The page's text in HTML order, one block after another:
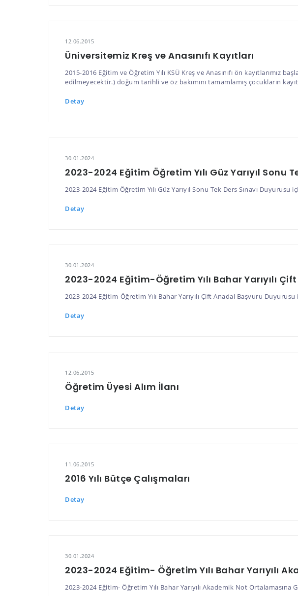
12.06.2015
Üniversitemiz Kreş ve Anasınıfı Kayıtları
2015-2016 Eğitim ve Öğretim Yılı KSÜ Kreş ve Anasınıfı ön kayıtlarımız
edilmeyecektir.) doğum tarihli ve öz bakımını tamamlamış çocukların
Detay
30.01.2024
2023-2024 Eğitim Öğretim Yılı Güz Yarıyıl Sonu
2023-2024 Eğitim Öğretim Yılı Güz Yarıyıl Sonu Tek Ders Sınavı Duyurusu
Detay
30.01.2024
2023-2024 Eğitim-Öğretim Yılı Bahar Yarıyılı
2023-2024 Eğitim-Öğretim Yılı Bahar Yarıyılı Çift Anadal Başvuru Duyurusu
Detay
12.06.2015
Öğretim Üyesi Alım İlanı
Detay
11.06.2015
2016 Yılı Bütçe Çalışmaları
Detay
30.01.2024
2023-2024 Eğitim- Öğretim Yılı Bahar Yarıyılı
2023-2024 Eğitim- Öğretim Yılı Bahar Yarıyılı Akademik Not Ortalamasına